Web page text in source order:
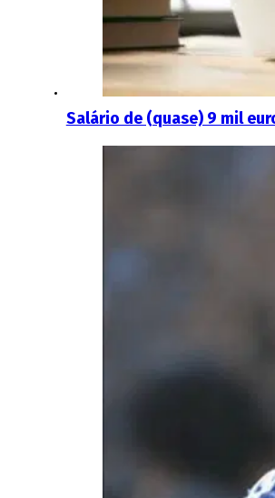
Salário de (quase) 9 mil